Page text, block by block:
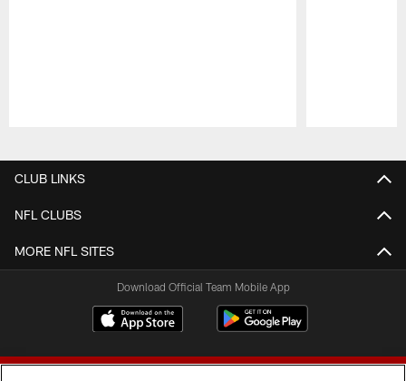
CLUB LINKS
NFL CLUBS
MORE NFL SITES
Download Official Team Mobile App